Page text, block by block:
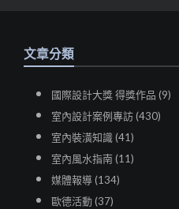
文章分類
國際設計大獎 得獎作品 (9)
室內設計案例專訪 (430)
室內裝潢知識 (41)
室內風水指南 (11)
媒體報導 (134)
歐德活動 (37)